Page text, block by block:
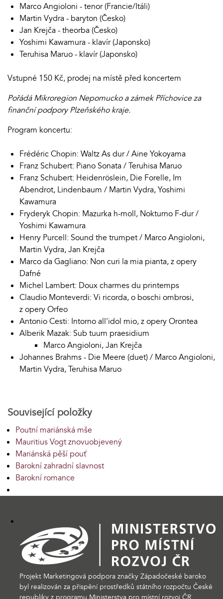
Marco Angioloni - tenor (Francie/Itáli)
Martin Vydra - baryton (Česko)
Jan Krejča - theorba (Česko)
Yoshimi Kawamura - klavír (Japonsko)
Teruhisa Maruo - klavír (Japonsko)
Vstupné 150 Kč, prodej na místě před koncertem
Pořádá Mikroregion Nepomucko a zámek Příchovice za
finanční podpory Plzeňského kraje.
Program koncertu:
Frédéric Chopin: Waltz As dur / Aine Yokoyama
Franz Schubert: Piano Sonata / Teruhisa Maruo
Franz Schubert: Heidenröslein, Die Forelle, Im
Abendrot, Lindenbaum / Martin Vydra, Yoshimi
Kawamura
Fryderyk Chopin: Mazurka h-moll, Nokturno F-dur /
Yoshimi Kawamura
Henry Purcell: Sound the trumpet / Marco Angioloni,
Martin Vydra, Jan Krejča
Marco da Gagliano: Non curi la mia pianta, z opery
Dafné
Michel Lambert: Doux charmes du printemps
Claudio Monteverdi: Vi ricorda, o boschi ombrosi,
z opery Orfeo
Antonio Cesti: Intorno all'idol mio, z opery Orontea
Alberik Mazak: Sub tuum praesidium
Marco Angioloni, Jan Krejča
Johannes Brahms - Die Meere (duet) / Marco Angioloni,
Martin Vydra, Teruhisa Maruo
Související položky
Poutní mariánská mše
Mauritius Vogt znovuobjevený
Mariánská pěší pouť
Barokní zahradní slavnost
Barokní romance
Projekt Marketingová podpora značky Západočeské baroko
byl realizován za přispění prostředků státního rozpočtu České
republiky z programu Ministerstva pro místní rozvoj ČR.